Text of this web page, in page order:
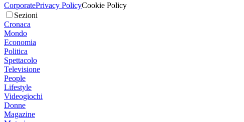
CorporatePrivacy PolicyCookie Policy
Sezioni
Cronaca
Mondo
Economia
Politica
Spettacolo
Televisione
People
Lifestyle
Videogiochi
Donne
Magazine